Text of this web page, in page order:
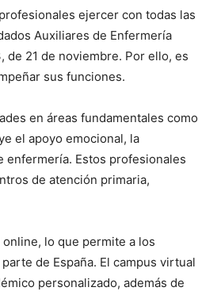
ejercer con todas las
Auxiliares de Enfermería
21 de noviembre. Por ello, es
sus funciones.
en áreas fundamentales como
el apoyo emocional, la
enfermería. Estos profesionales
de atención primaria,
lo que permite a los
de España. El campus virtual
personalizado, además de